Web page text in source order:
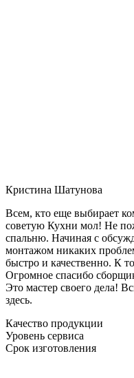
Кристина Шатунова
Всем, кто еще выбирает
советую Кухни мол! Не
спальню. Начиная с
монтажом никаких
быстро и качественно. К
Огромное спасибо
Это мастер своего дела!
здесь.
Качество продукции
Уровень сервиса
Срок изготовления